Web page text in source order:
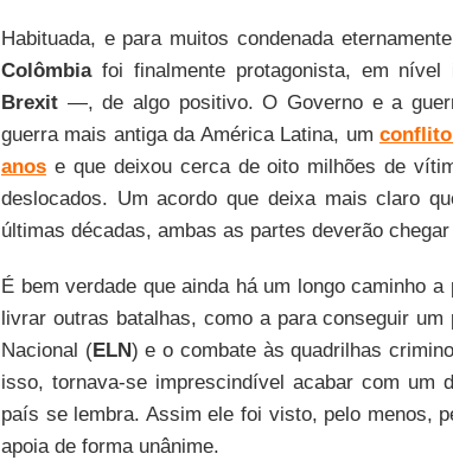
Habituada, e para muitos condenada
Colômbiafoi finalmente protagonista, em
Brexit—, de algo positivo. O Governo e a
guerra mais antiga da América Latina, um
anose que deixou cerca de oito milhões de
deslocados. Um acordo que deixa mais claro
últimas décadas, ambas as partes deverão
É bem verdade que ainda há um longo caminho
livrar outras batalhas, como a para conseguir
Nacional (ELN) e o combate às quadrilhas
isso, tornava-se imprescindível acabar com um
país se lembra. Assim ele foi visto, pelo menos,
apoia de forma unânime.